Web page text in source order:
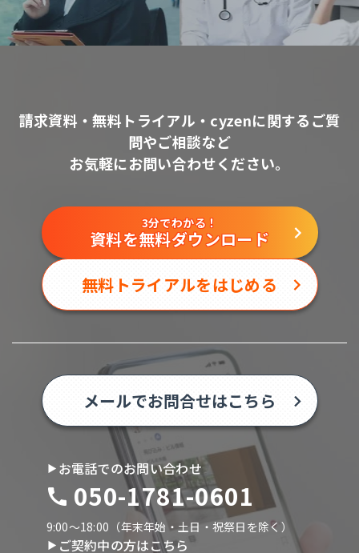
請求資料・無料トライアル・cyzenに関するご質
問やご相談など
お気軽にお問い合わせください。
3分でわかる！
資料を無料ダウンロード
無料トライアルをはじめる
メールでお問合せはこちら
お電話でのお問い合わせ
050-1781-0601
9:00〜18:00（年末年始・土日・祝祭日を除く）
ご契約中の方はこちら